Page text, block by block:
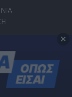
για την προστασία από
επιθέσεις.
και τους
Όρους
×